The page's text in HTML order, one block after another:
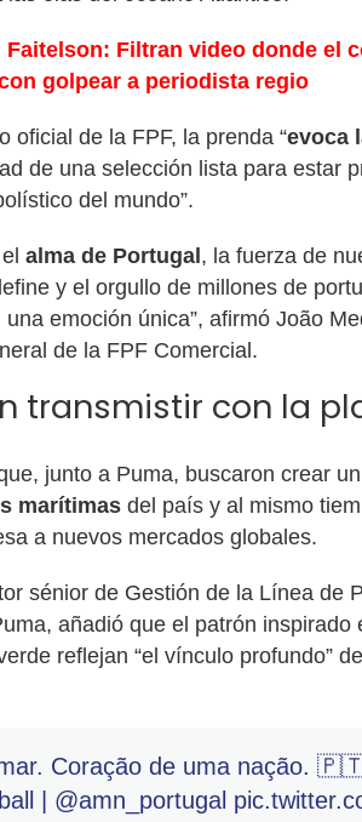
Faitelson: Filtran video donde el
golpear a periodista regio
oficial de la FPF, la prenda “evoca
de una selección lista para estar
del mundo”.
alma de Portugal , la fuerza de
y el orgullo de millones de
emoción única”, afirmó João
de la FPF Comercial.
transmistir con la
junto a Puma, buscaron crear
marítimas del país y al mismo
a nuevos mercados globales.
sénior de Gestión de la Línea de
añadió que el patrón inspirado
reflejan “el vínculo profundo”
Coração de uma nação.
@amn_portugal